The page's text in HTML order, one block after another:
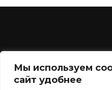
Мы используем
сайт удобнее
Контакты